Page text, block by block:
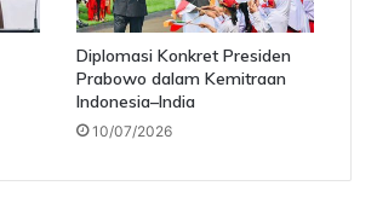
Diplomasi Konkret Presiden
Prabowo dalam Kemitraan
Indonesia–India
10/07/2026